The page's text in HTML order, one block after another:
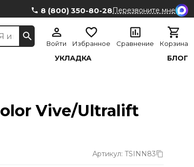
8 (800) 350-80-28Перезвоните мне
Войти Избранное Сравнение Корзина
УКЛАДКА БЛОГ
Vive/Ultralift
Артикул: TSINN83